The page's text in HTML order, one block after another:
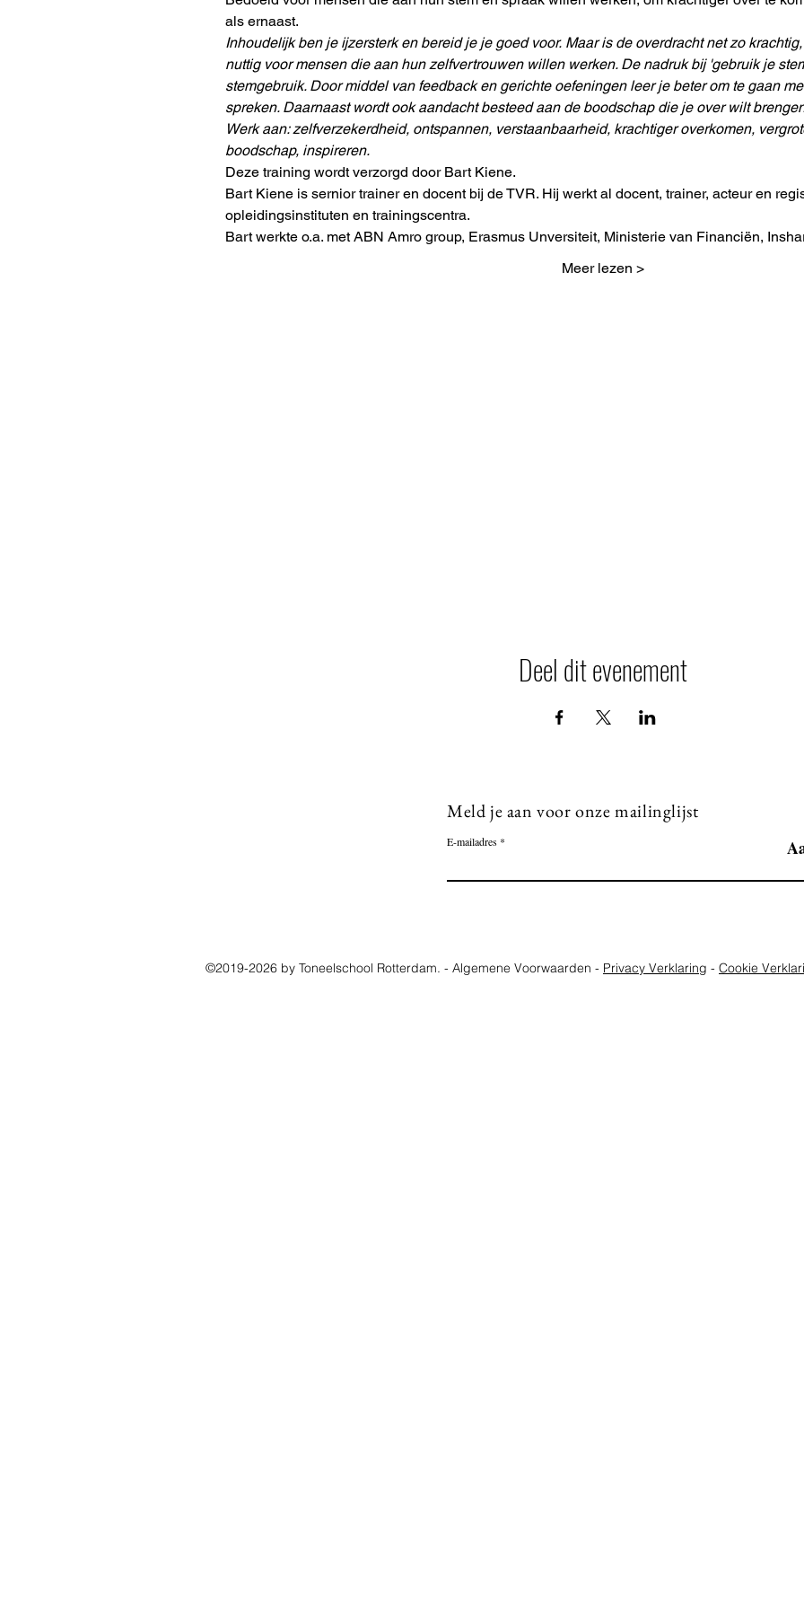
als ernaast.
Inhoudelijk ben je ijzersterk en bereid je je goed voor. Maar is de overdracht net zo
nuttig voor mensen die aan hun zelfvertrouwen willen werken. De nadruk bij 'gebruik je
stemgebruik. Door middel van feedback en gerichte oefeningen leer je beter om te gaan
spreken. Daarnaast wordt ook aandacht besteed aan de boodschap die je over wilt
Werk aan: ​zelfverzekerdheid, ontspannen, verstaanbaarheid, krachtiger overkomen,
boodschap, inspireren.
Deze training wordt verzorgd door Bart Kiene.
Bart Kiene is sernior trainer en docent bij de TVR. Hij werkt al docent, trainer, acteur en
opleidingsinstituten en trainingscentra.
Bart werkte o.a. met ABN Amro group, Erasmus Unversiteit, Ministerie van Financiën,
Meer lezen >
Deel dit evenement
Meld je aan voor onze mailinglijst
E-mailadres
©2019-2026 by Toneelschool Rotterdam. - Algemene Voorwaarden - Privacy Verklaring - Cookie